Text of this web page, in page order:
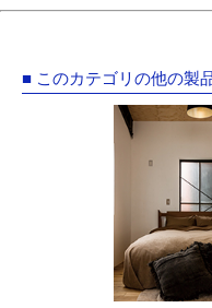
■ このカテゴリの他の製